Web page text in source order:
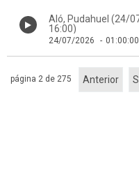
Aló, Pudahuel (24/
16:00)
24/07/2026 - 01:00:00
Anterior
página 2 de 275